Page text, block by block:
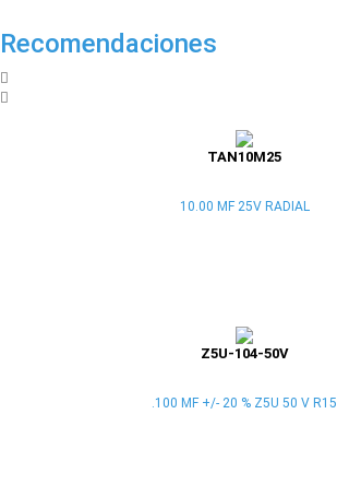
Recomendaciones
TAN10M25
10.00 MF 25V RADIAL
Z5U-104-50V
.100 MF +/- 20 % Z5U 50 V R15